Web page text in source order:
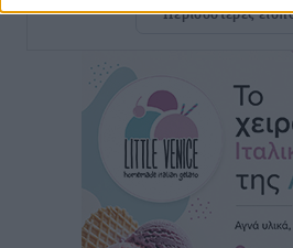
Νέο ξενοδοχείο στη Ρόδο για
στην Κω
Τοπικές Ειδήσεις • πριν 13 ώρες
Αυτοκίνητο μπήκε παράνομα σε
Μαστιχάρι – Αναποδογύρισε
5χρονο παιδί
Τοπικές Ειδήσεις• πριν 13 ώρες
Περισσότερες